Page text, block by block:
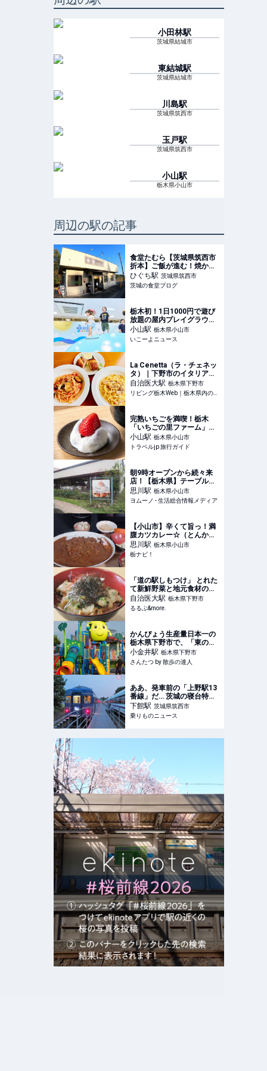
小田林駅
茨城県結城市
東結城駅
茨城県結城市
川島駅
茨城県筑西市
玉戸駅
茨城県筑西市
小山駅
栃木県小山市
周辺の駅の記事
食堂たむら【茨城県筑西市
折本】ご飯が進む！焼から
定食｜茨城の食堂ブログ
ひぐち駅 茨城県筑西市
茨城の食堂ブログ
栃木初！1日1000円で遊び
放題の屋内プレイグラウン
ド「のびっこジャンボ 小山
店」OPEN
小山駅 栃木県小山市
いこーよニュース
La Cenetta（ラ・チェネッ
タ）｜下野市のイタリア
ン・レストラン｜リビング
栃木WEB
自治医大駅 栃木県下野市
リビング栃木Web｜栃木県内の最新グルメ・おでかけ情報を毎日配信！
完熟いちごを満喫！栃木
「いちごの里ファーム」に
和スイーツ専門店がオープ
ン | 栃木県 | トラベルjp 旅
行ガイド
小山駅 栃木県小山市
トラベルjp 旅行ガイド
朝9時オープンから続々来
店！【栃木県】テーブルに
届いて仰天「そびえ立つク
リーム、フルーツ鬼盛
り…」夢のような“超贅沢モ
思川駅 栃木県小山市
ヨムーノ - 生活総合情報メディア
【小山市】辛くて旨っ！満
腹カツカレー☆（とんかつ
げんこつ亭） | 心に“ぐ
っ”ときたクチコミ！ | 栃ナ
ビ！
思川駅 栃木県小山市
栃ナビ！
「道の駅しもつけ」 とれた
て新鮮野菜と地元食材のグ
ルメ＆スイーツ｜栃木｜る
るぶ&more.
自治医大駅 栃木県下野市
るるぶ&more.
かんぴょう生産量日本一の
栃木県下野市で、「東の飛
鳥」「グリムの里」のゆえ
んを探る【徒然リトルジャ
ーニー】｜さんたつ by 散
小金井駅 栃木県下野市
さんたつ by 散歩の達人
ああ、発車前の「上野駅13
番線」だ… 茨城の寝台特急
「北斗星」に宿泊 音と揺れ
と“めちゃ効く冷房”で思い
出した!! | 乗りものニュース
下館駅 茨城県筑西市
乗りものニュース